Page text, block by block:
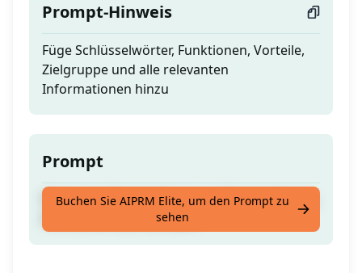
Prompt-Hinweis
Füge Schlüsselwörter, Funktionen, Vorteile,
Zielgruppe und alle relevanten
Informationen hinzu
Prompt
Prägnante Beschreibung von Produktdetails,
Funktionen und Vorteilen
Buchen Sie AIPRM Elite, um den Prompt zu
sehen